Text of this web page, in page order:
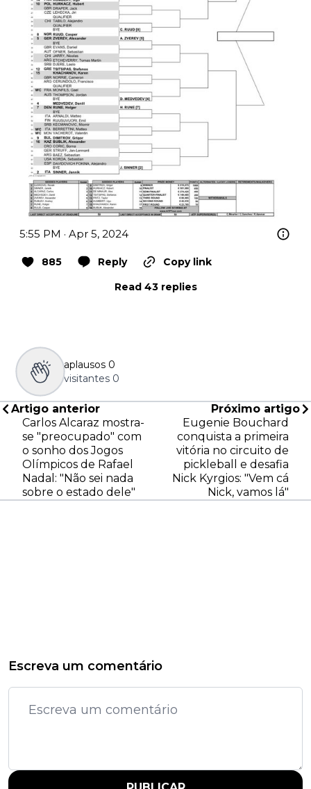
5:55 PM · Apr 5, 2024
885 Reply
Copy link
Read 43 replies
aplausos 0
visitantes 0
Artigo anterior
Carlos Alcaraz mostra-
se "preocupado" com
o sonho dos Jogos
Olímpicos de Rafael
Nadal: "Não sei nada
sobre o estado dele"
Próximo artigo
Eugenie Bouchard
conquista a primeira
vitória no circuito de
pickleball e desafia
Nick Kyrgios: "Vem cá
Nick, vamos lá"
Escreva um comentário